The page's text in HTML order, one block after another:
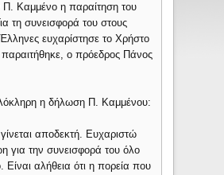
Π. Καμμένο η παραίτηση του
τη συνεισφορά του στους
ευχαρίστησε το Χρήστο
ο πρόεδρος Πάνος
η δήλωση Π. Καμμένου:
αποδεκτή. Ευχαριστώ
για την συνεισφορά του όλο
Είναι αλήθεια ότι η πορεία που